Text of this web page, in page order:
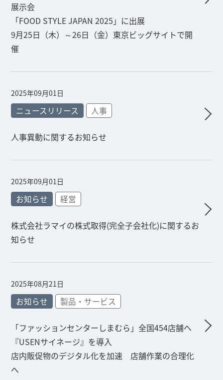
展示会
「FOOD STYLE JAPAN 2025」に出展
9月25日（木）～26日（金）東京ビッグサイトで開
催
2025年09月01日
ニュースリリース 人事
人事異動に関するお知らせ
2025年09月01日
お知らせ 経営
株式会社ラマイの株式取得(完全子会社化)に関するお
知らせ
2025年08月21日
お知らせ 製品・サービス
「ファッションセンターしまむら」全国454店舗へ
『USENサイネージ』を導入
店内販促物のデジタル化を加速 店舗作業の合理化
へ